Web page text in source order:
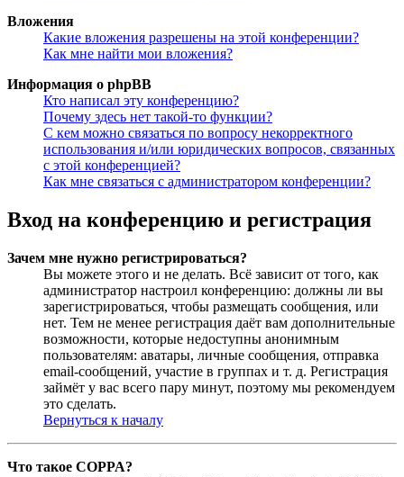
Вложения
Какие вложения разрешены на этой конференции?
Как мне найти мои вложения?
Информация о phpBB
Кто написал эту конференцию?
Почему здесь нет такой-то функции?
С кем можно связаться по вопросу некорректного
использования и/или юридических вопросов, связанных
с этой конференцией?
Как мне связаться с администратором конференции?
Вход на конференцию и регистрация
Зачем мне нужно регистрироваться?
Вы можете этого и не делать. Всё зависит от того, как
администратор настроил конференцию: должны ли вы
зарегистрироваться, чтобы размещать сообщения, или
нет. Тем не менее регистрация даёт вам дополнительные
возможности, которые недоступны анонимным
пользователям: аватары, личные сообщения, отправка
email-сообщений, участие в группах и т. д. Регистрация
займёт у вас всего пару минут, поэтому мы рекомендуем
это сделать.
Вернуться к началу
Что такое COPPA?